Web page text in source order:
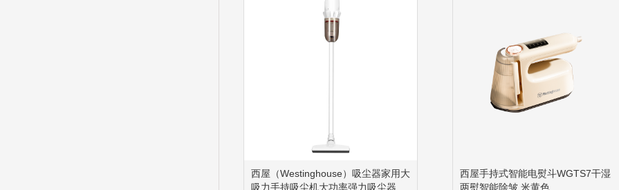
西屋（Westinghouse）吸尘器家用大
吸力手持吸尘机大功率强力吸尘器
西屋手持式智能电熨斗WGTS7干湿
两熨智能除皱 米黄色